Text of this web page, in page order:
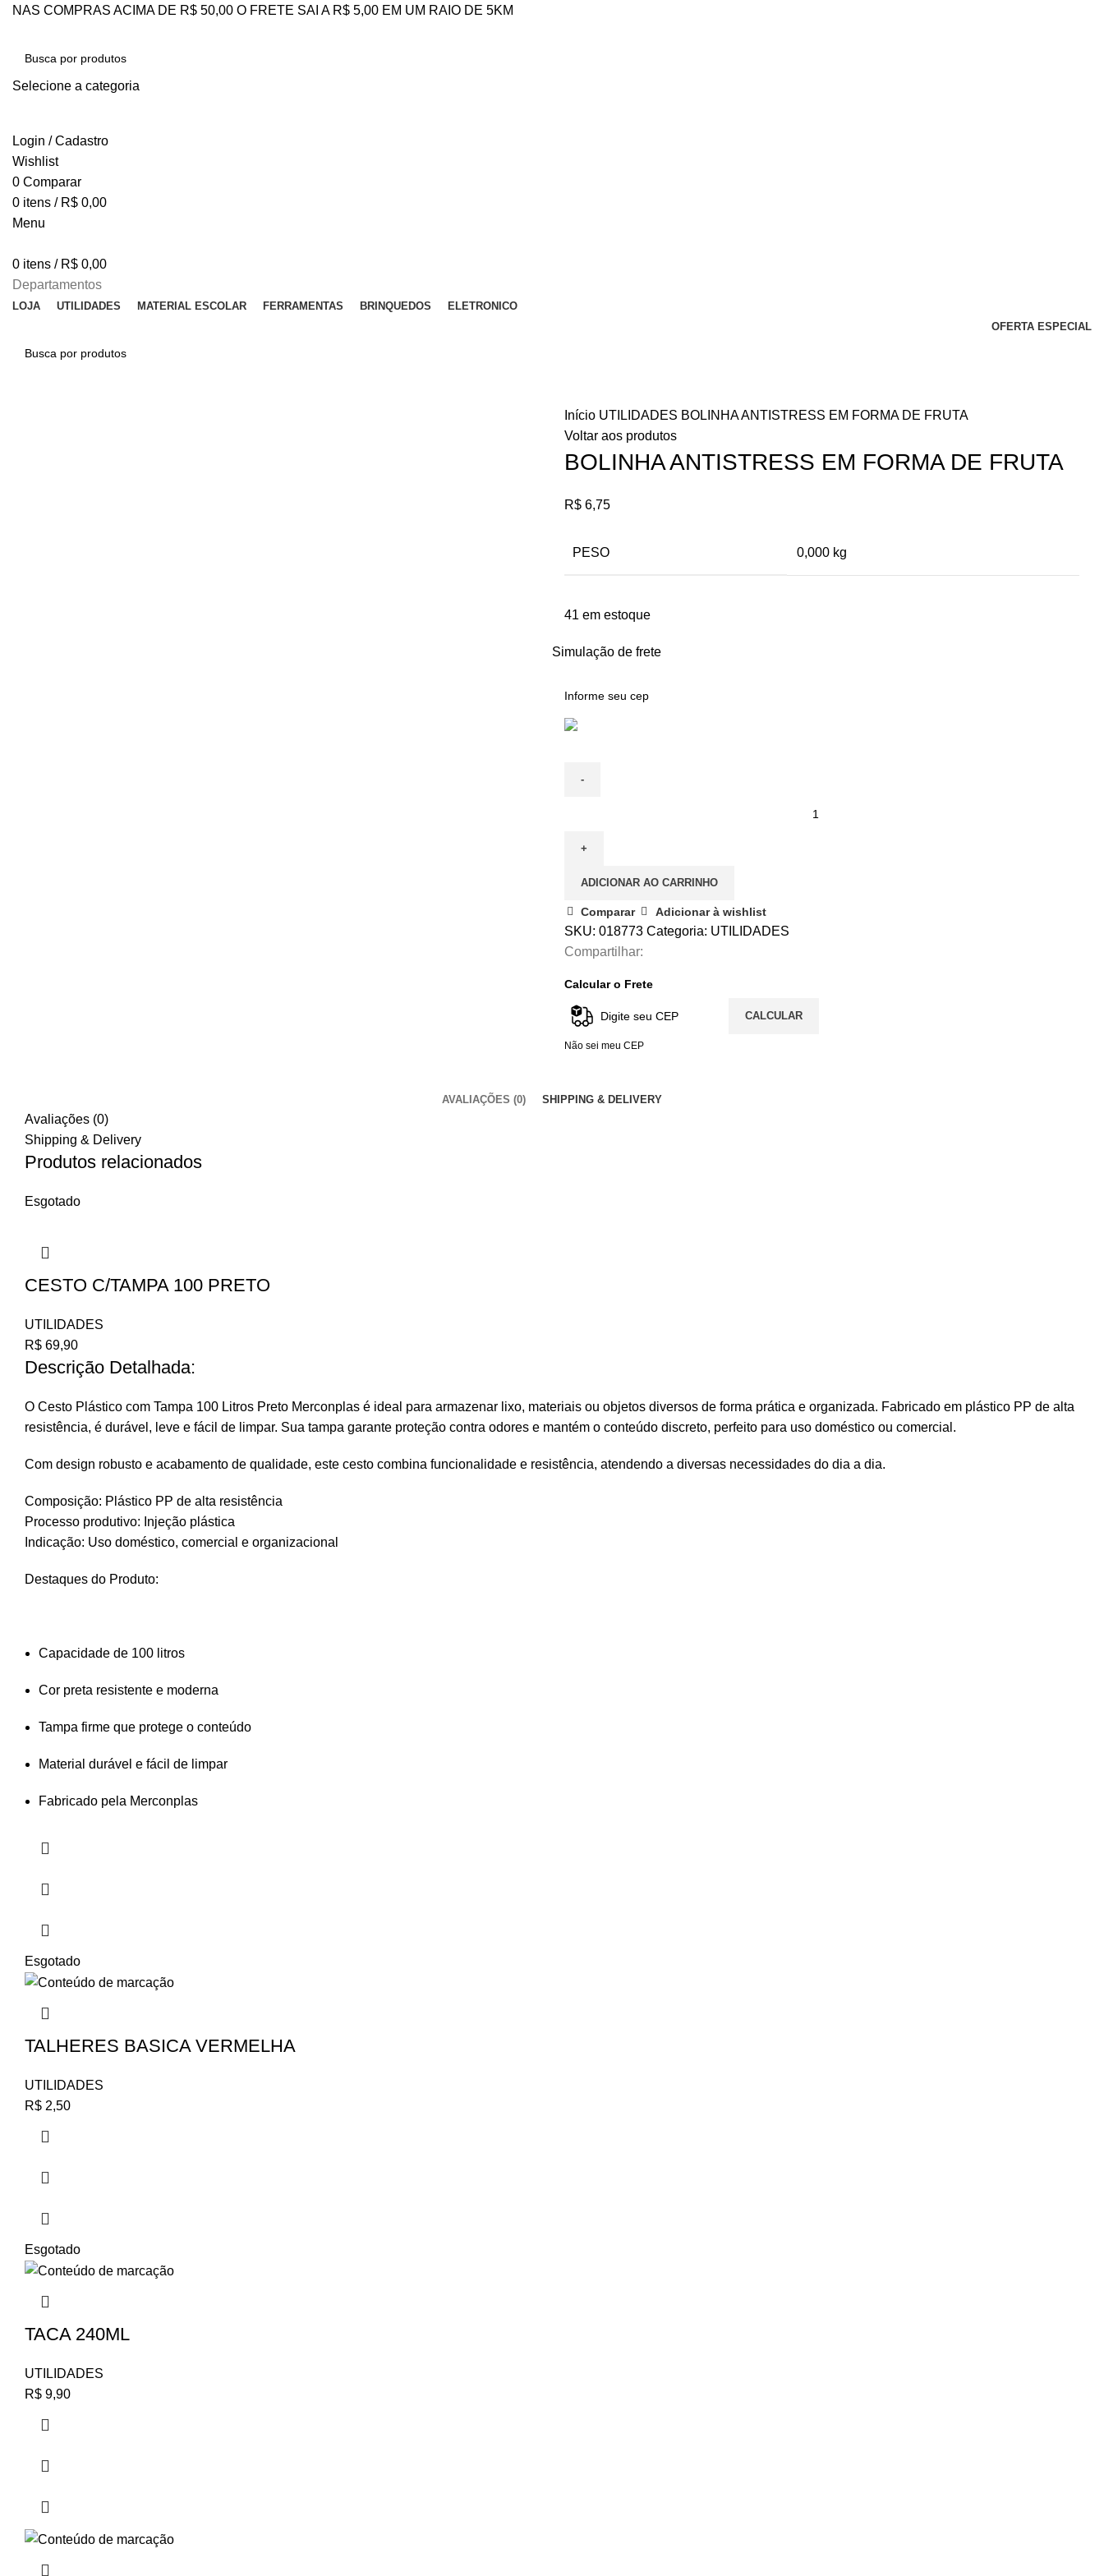
NAS COMPRAS ACIMA DE R$ 50,00 O FRETE SAI A R$ 5,00 EM UM RAIO DE 5KM
Selecione a categoria
Login / Cadastro
Wishlist
0 Comparar
0 itens / R$ 0,00
Menu
0 itens / R$ 0,00
Departamentos
LOJA UTILIDADES MATERIAL ESCOLAR FERRAMENTAS BRINQUEDOS
ELETRONICO
OFERTA ESPECIAL
Início UTILIDADES BOLINHA ANTISTRESS EM FORMA DE FRUTA
Voltar aos produtos
BOLINHA ANTISTRESS EM FORMA DE FRUTA
R$ 6,75
PESO 0,000 kg
41 em estoque
Simulação de frete
ADICIONAR AO CARRINHO
Comparar Adicionar à wishlist
SKU: 018773 Categoria: UTILIDADES
Compartilhar:
Calcular o Frete
CALCULAR
Não sei meu CEP
AVALIAÇÕES (0) SHIPPING & DELIVERY
Avaliações (0)
Shipping & Delivery
Produtos relacionados
Esgotado
CESTO C/TAMPA 100 PRETO
UTILIDADES
R$ 69,90
Descrição Detalhada:
O Cesto Plástico com Tampa 100 Litros Preto Merconplas é ideal para armazenar lixo, materiais ou objetos diversos de forma prática e organizada. Fabricado em plástico PP de alta
resistência, é durável, leve e fácil de limpar. Sua tampa garante proteção contra odores e mantém o conteúdo discreto, perfeito para uso doméstico ou comercial.
Com design robusto e acabamento de qualidade, este cesto combina funcionalidade e resistência, atendendo a diversas necessidades do dia a dia.
Composição: Plástico PP de alta resistência
Processo produtivo: Injeção plástica
Indicação: Uso doméstico, comercial e organizacional
Destaques do Produto:
Capacidade de 100 litros
Cor preta resistente e moderna
Tampa firme que protege o conteúdo
Material durável e fácil de limpar
Fabricado pela Merconplas
Esgotado
TALHERES BASICA VERMELHA
UTILIDADES
R$ 2,50
Esgotado
TACA 240ML
UTILIDADES
R$ 9,90